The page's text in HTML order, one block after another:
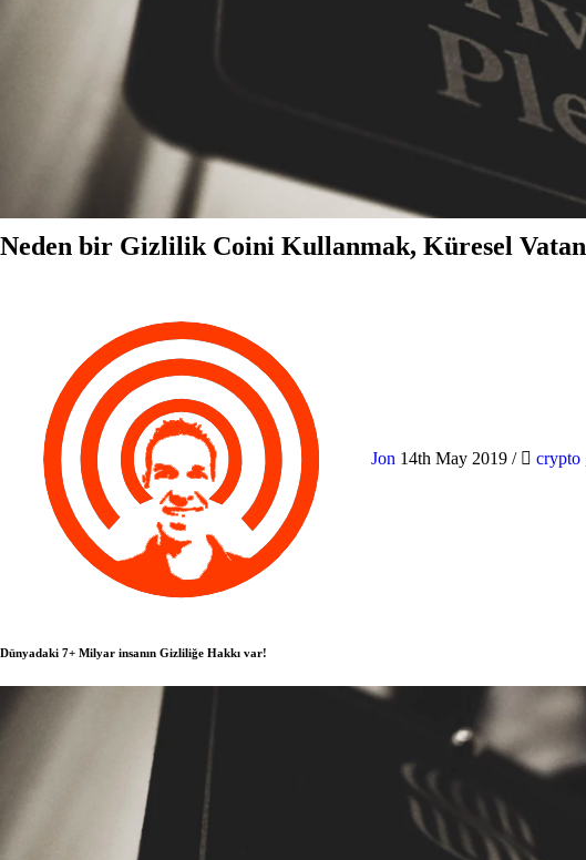
Neden bir Gizlilik Coini Kullanmak, Küresel
Jon 14th May 2019 / crypto
Dünyadaki 7+ Milyar insanın Gizliliğe Hakkı var!